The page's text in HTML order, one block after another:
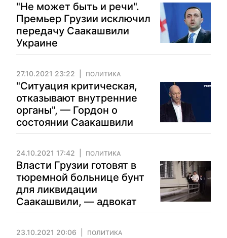
"Не может быть и речи".
Премьер Грузии исключил
передачу Саакашвили
Украине
27.10.2021 23:22 ПОЛИТИКА
"Ситуация критическая,
отказывают внутренние
органы", — Гордон о
состоянии Саакашвили
24.10.2021 17:42 ПОЛИТИКА
Власти Грузии готовят в
тюремной больнице бунт
для ликвидации
Саакашвили, — адвокат
23.10.2021 20:06 ПОЛИТИКА